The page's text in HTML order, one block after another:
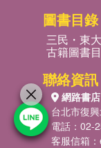
圖書目
三民・東
古籍圖書
聯絡資
網路書店
台北市復
電話：02-
客服信箱：